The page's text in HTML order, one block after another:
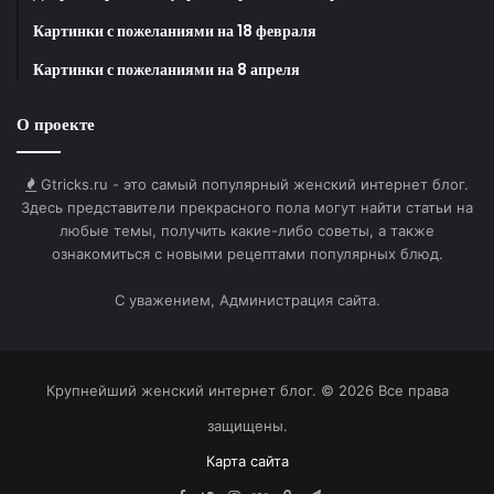
BB-код для вставки на форум:
Ссылка на изображение:
Спокойной ночи!
Ссылка на изображение:
Картинки с пожеланиями на 18 февраля
Картинки с пожеланиями на 8 апреля
О проекте
Gtricks.ru - это самый популярный женский интернет блог.
Здесь представители прекрасного пола могут найти статьи на
любые темы, получить какие-либо советы, а также
ознакомиться с новыми рецептами популярных блюд.
С уважением, Администрация сайта.
Крупнейший женский интернет блог. © 2026 Все права
защищены.
Карта сайта